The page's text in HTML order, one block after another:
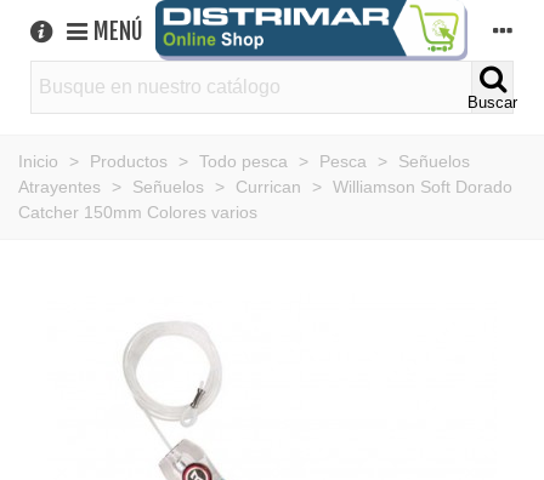
MENÚ
Buscar
Inicio > Productos > Todo pesca > Pesca >
Señuelos
Atrayentes
> Señuelos > Currican > Williamson Soft Dorado
Catcher 150mm Colores varios